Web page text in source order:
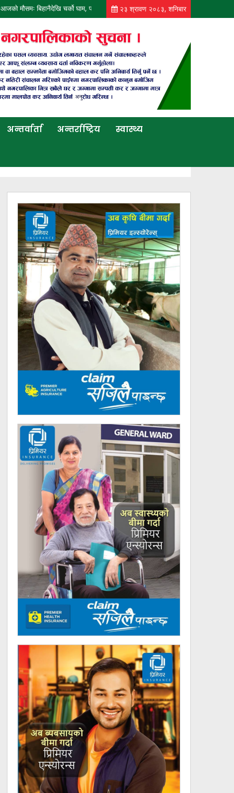
आजको मौसमः बिहानैदेखि चर्को घाम, पानी पर्ने सम्भावना न्यून आज पनि कोशी, बागमती, गण्डकी
२३ श्रावण २०८३, शनिबार
अन्तर्वार्ता अन्तर्राष्ट्रिय स्वास्थ्य